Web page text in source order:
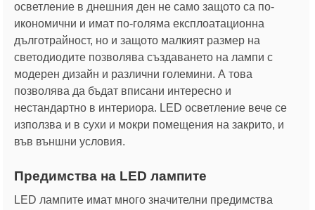
осветление в днешния ден не само защото са по-
икономични и имат по-голяма експлоатационна
дълготрайност, но и защото малкият размер на
светодиодите позволява създаването на лампи с
модерен дизайн и различни големини. А това
позволява да бъдат вписани интересно и
нестандартно в интериора. LED осветление вече се
използва и в сухи и мокри помещения на закрито, и
във външни условия.
Предимства на LED лампите
LED лампите имат много значителни предимства